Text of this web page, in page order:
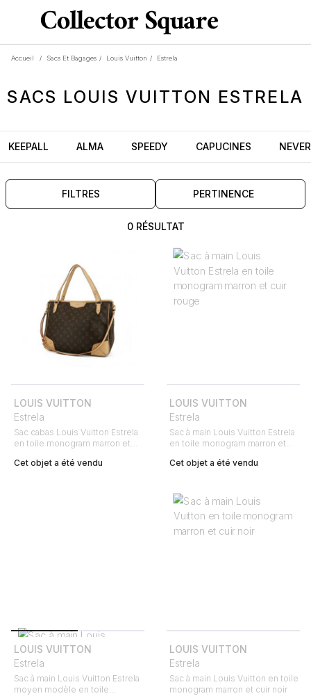
Accueil / Sacs Et Bagages / Louis Vuitton / Estrela
SACS LOUIS VUITTON ESTRELA
KEEPALL ALMA SPEEDY CAPUCINES
FILTRES PERTINENCE
0 RÉSULTAT
LOUIS VUITTON
Estrela
Sac cabas Louis Vuitton Estrela
en toile monogram marron et
Cet objet a été vendu
LOUIS VUITTON
Estrela
Sac à main Louis Vuitton Estrela
en toile monogram marron et
Cet objet a été vendu
LOUIS VUITTON
Estrela
Sac à main Louis Vuitton Estrela
moyen modèle en toile
LOUIS VUITTON
Estrela
Sac à main Louis Vuitton en toile
monogram marron et cuir noir